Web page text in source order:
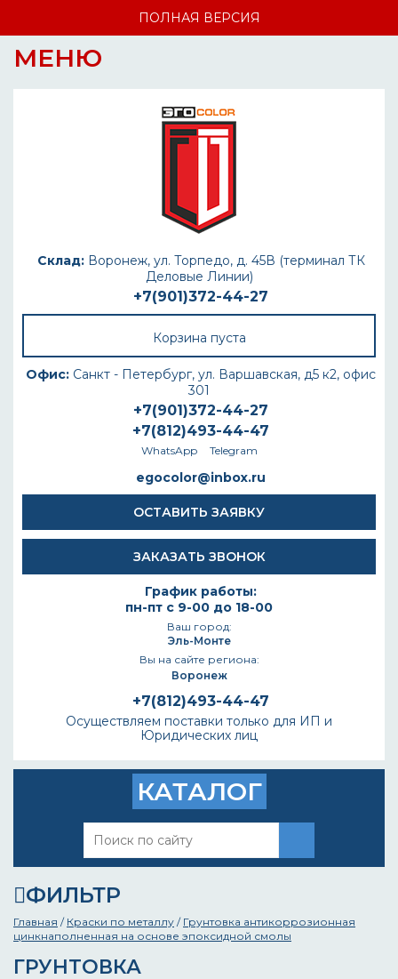
ПОЛНАЯ ВЕРСИЯ
МЕНЮ
Склад:Воронеж, ул. Торпедо, д. 45В (терминал ТК
Деловые Линии)
+7(901)372-44-27
Корзина пуста
Офис: Санкт - Петербург, ул. Варшавская, д5 к2, офис
301
+7(901)372-44-27
+7(812)493-44-47
WhatsApp Telegram
egocolor@inbox.ru
ОСТАВИТЬ ЗАЯВКУ
ЗАКАЗАТЬ ЗВОНОК
График работы:
пн-пт с 9-00 до 18-00
Ваш город:
Эль-Монте
Вы на сайте региона:
Воронеж
+7(812)493-44-47
Осуществляем поставки только для ИП и
Юридических лиц
КАТАЛОГ
ФИЛЬТР
Главная / Краски по металлу / Грунтовка антикоррозионная
цинкнаполненная на основе эпоксидной смолы
ГРУНТОВКА